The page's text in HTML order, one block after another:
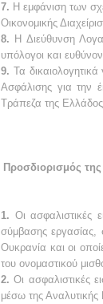
7. Η εμφάνιση των
Οικονομικής
8. Η Διεύθυνση
υπόλογοι και
9. Τα
Ασφάλισης για την
Τράπεζα της
Προσδιορισμός
1. Οι ασφαλιστικές
σύμβασης εργασίας,
Ουκρανία και οι
του ονομαστικού
2. Οι ασφαλιστικές
μέσω της